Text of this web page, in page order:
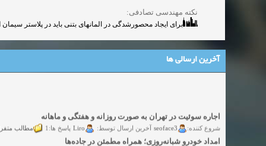
نکته مهندسی تصادفی:
برای ایجاد محصورشدگی در المانهای بتنی باید در پلاستر
آخرین ارسالی ها
اجاره سوئیت در تهران به صورت روزانه و هفتگی و ماهانه
شروع کننده: seoface3 آخرین ارسال توسط: پاسخ ها:1
امداد خودرو شبانه‌روزی؛ همراه مطمئن در جاده‌ها